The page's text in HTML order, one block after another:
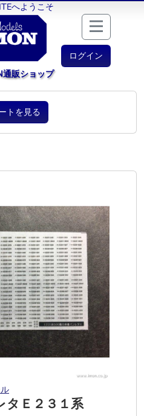
へようこそ
ログイン
販ショップ
トを見る
Ｅ２３１系